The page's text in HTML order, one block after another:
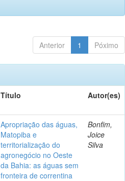
Anterior 1 Póximo
Título Autor(es)
Apropriação das águas,
Matopiba e
territorialização do
agronegócio no Oeste
da Bahia: as águas sem
fronteira de correntina
Bonfim,
Joice
Silva